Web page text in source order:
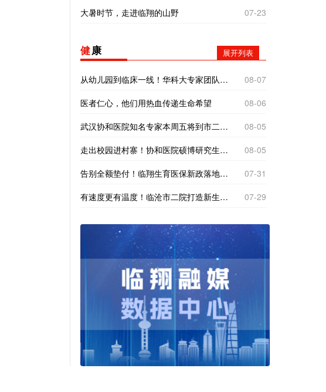
大暑时节，走进临翔的山野
07-23
健康 展开列表
从幼儿园到临床一线！华科大专家团队全方位帮扶临翔妇幼
08-07
医者仁心，他们用热血传递生命希望
08-06
武汉协和医院知名专家本周五将到市二院义诊！
08-05
走出校园进村寨！协和医院硕博研究生到南美乡探寻基层医疗“真问题”
08-05
告别全额垫付！临翔生育医保新政落地，产检分娩直接现场报销
07-31
有速度更有温度！临沧市二院打造新生一站式体检专区
07-29